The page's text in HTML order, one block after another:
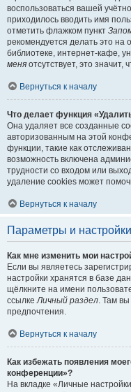
воспользоваться вашей
приходилось вводить имя
отметить флажком пункт
рекомендуется делать это
библиотеке, интернет-кафе,
меня отсутствует, это
Вернуться к началу
Что делает функция
Она удаляет все созданные
авторизованным на этой
функции, такие как
возможность включена
трудности со входом или
удаление cookies может
Вернуться к началу
Параметры и
Как мне изменить мои
Если вы являетесь
настройки хранятся в базе
щёлкните на имени
ссылкеЛичный раздел. Там
предпочтения.
Вернуться к началу
Как избежать появления
конференции»?
На вкладке «Личные